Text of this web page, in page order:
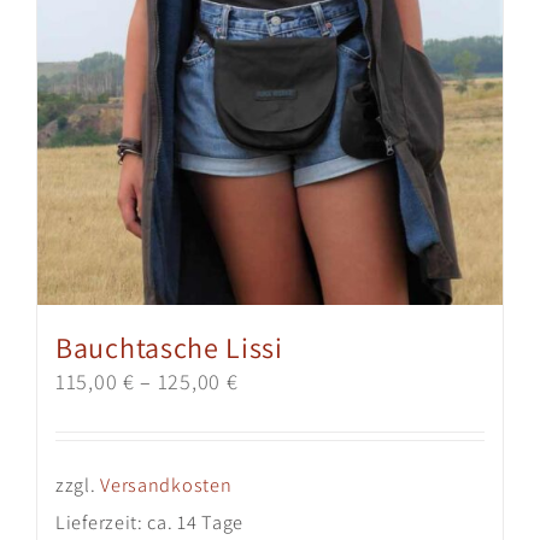
Bauchtasche Lissi
115,00 € – 125,00 €
zzgl.Versandkosten
Lieferzeit:ca. 14 Tage